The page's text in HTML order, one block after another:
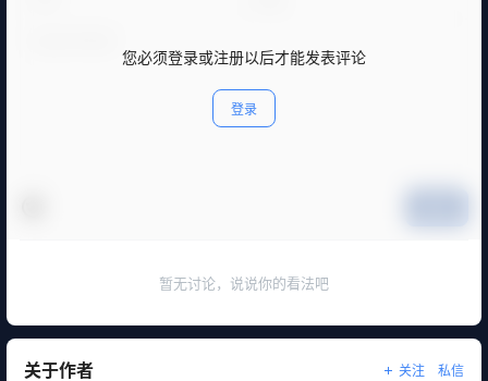
您必须登录或注册以后才能发表评论
登录
暂无讨论，说说你的看法吧
关于作者 关注 私信